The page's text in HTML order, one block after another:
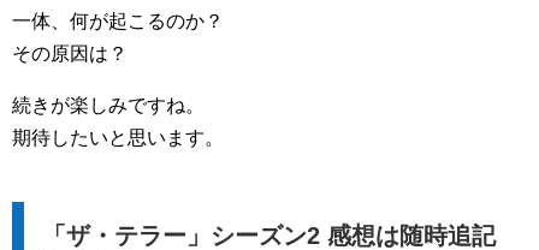
一体、何が起こるのか？
その原因は？
続きが楽しみですね。
期待したいと思います。
「ザ・テラー」シーズン2 感想は随時追記